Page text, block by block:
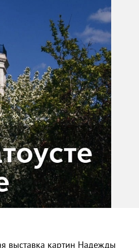
выставка картин Надежды